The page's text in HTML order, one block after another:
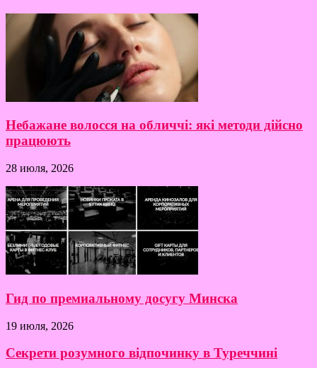
Небажане волосся на обличчі: які методи дійсно
працюють
28 июля, 2026
Гид по премиальному досугу Минска
19 июля, 2026
Секрети розумного відпочинку в Туреччині